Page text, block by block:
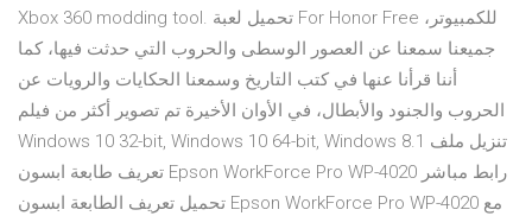
Xbox 360 modding tool. تحميل لعبة For Honor Free للكمبيوتر،
جميعنا سمعنا عن العصور الوسطى والحروب التي حدثت فيها، كما
أننا قرأنا عنها في كتب التاريخ وسمعنا الحكايات والرويات عن
الحروب والجنود والأبطال، في الأوان الأخيرة تم تصوير أكثر من فيلم
Windows 10 32-bit, Windows 10 64-bit, Windows 8.1 تنزيل ملف
تعريف طابعة ابسون Epson WorkForce Pro WP-4020 رابط مباشر
تحميل تعريف الطابعة ابسون Epson WorkForce Pro WP-4020 مع